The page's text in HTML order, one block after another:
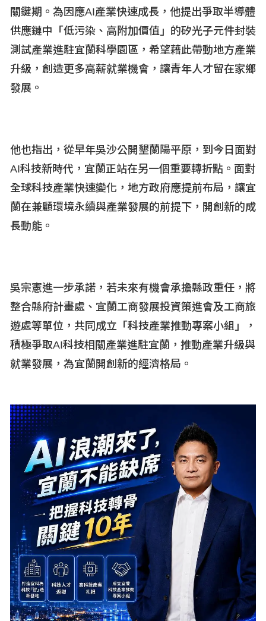
關鍵期。為因應AI產業快速成長，他提出爭取半導體
供應鏈中「低污染、高附加價值」的矽光子元件封裝
測試產業進駐宜蘭科學園區，希望藉此帶動地方產業
升級，創造更多高薪就業機會，讓青年人才留在家鄉
發展。
他也指出，從早年吳沙公開墾蘭陽平原，到今日面對
AI科技新時代，宜蘭正站在另一個重要轉折點。面對
全球科技產業快速變化，地方政府應提前布局，讓宜
蘭在兼顧環境永續與產業發展的前提下，開創新的成
長動能。
吳宗憲進一步承諾，若未來有機會承擔縣政重任，將
整合縣府計畫處、宜蘭工商發展投資策進會及工商旅
遊處等單位，共同成立「科技產業推動專案小組」，
積極爭取AI科技相關產業進駐宜蘭，推動產業升級與
就業發展，為宜蘭開創新的經濟格局。